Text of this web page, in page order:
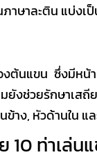
ภาษาละติน แบ่งเ
ต้นแขน ซึ่งมีหน้
ยังช่วยรักษาเส
าง, หัวด้านใน แ
10ท่าเล่น